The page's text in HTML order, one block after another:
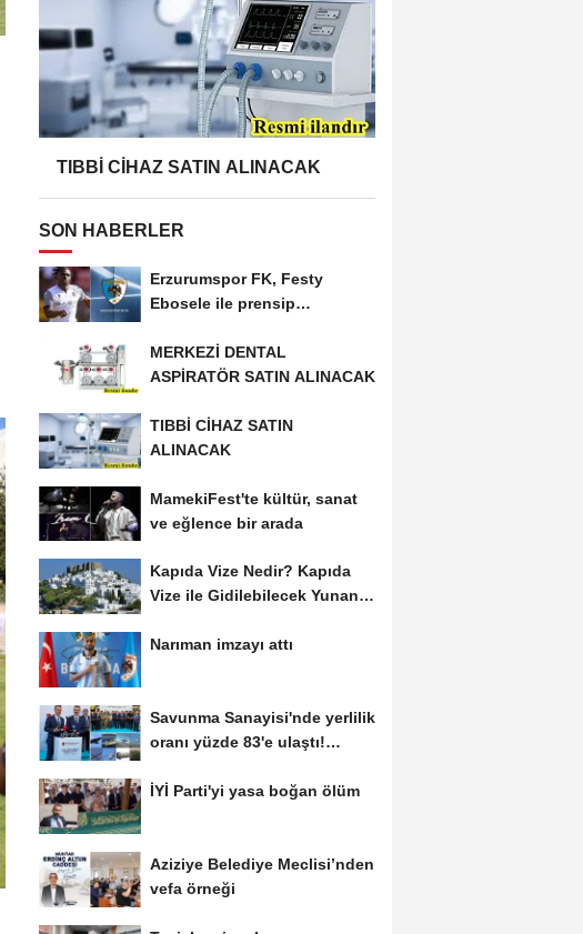
TIBBİ CİHAZ SATIN ALINACAK
SON HABERLER
Erzurumspor FK, Festy
Ebosele ile prensip
MERKEZİ DENTAL
ASPİRATÖR SATIN ALINACAK
TIBBİ CİHAZ SATIN
ALINACAK
MamekiFest'te kültür, sanat
ve eğlence bir arada
Kapıda Vize Nedir? Kapıda
Vize ile Gidilebilecek Yunan
Narıman imzayı attı
Savunma Sanayisi'nde yerlilik
oranı yüzde 83'e ulaştı!
İYİ Parti'yi yasa boğan ölüm
Aziziye Belediye Meclisi’nden
vefa örneği